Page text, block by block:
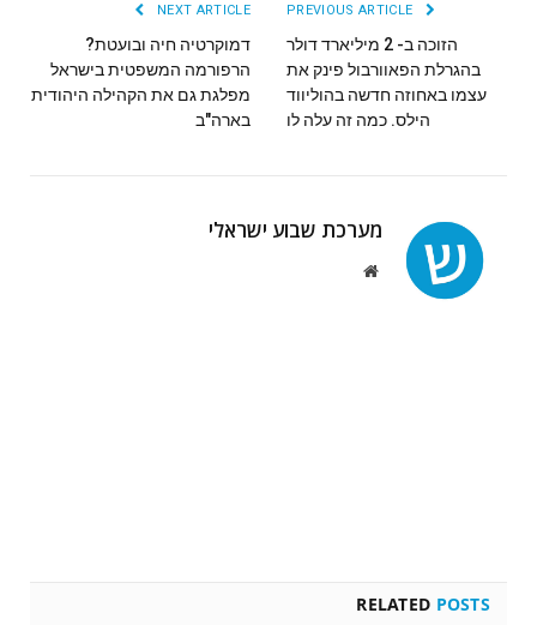
הזוכה ב- 2 מיליארד דולר
בהגרלת הפאוורבול פינק את
עצמו באחוזה חדשה בהוליווד
הילס. כמה זה עלה לו
NEXT ARTICLE
דמוקרטיה חיה ובועטת?
הרפורמה המשפטית בישראל
מפלגת גם את הקהילה היהודית
בארה"ב
מערכת שבוע ישראלי
Website
RELATED POSTS